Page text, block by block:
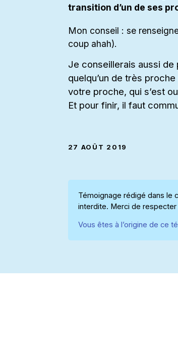
transition d’un de ses
Mon conseil : se
coup ahah).
Je conseillerais aussi de
quelqu’un de très
votre proche, qui s’est
Et pour finir, il faut
27 AOÛT 2019
Témoignage rédigé dans le
interdite. Merci de
Vous êtes à l’origine de ce